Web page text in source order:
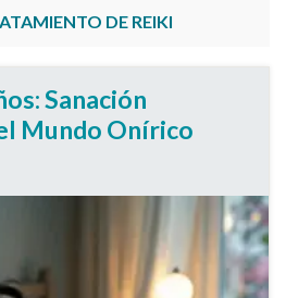
DE REIKI
Sanación
Mundo Onírico